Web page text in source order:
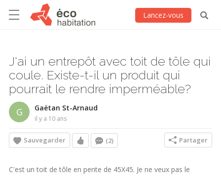
Lancez-vous
J'ai un entrepôt avec toit de tôle qui
coule. Existe-t-il un produit qui
pourrait le rendre imperméable?
G Gaëtan St-Arnaud
il y a 10 ans
Sauvegarder (2) Partager
C'est un toit de tôle en pente de 45X45. Je ne veux pas le